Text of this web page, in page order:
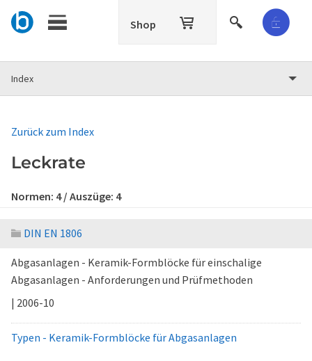
Shop
Index
Zurück zum Index
Leckrate
Normen: 4/ Auszüge: 4
DIN EN 1806
Abgasanlagen - Keramik-Formblöcke für einschalige
Abgasanlagen - Anforderungen und Prüfmethoden
| 2006-10
Typen - Keramik-Formblöcke für Abgasanlagen